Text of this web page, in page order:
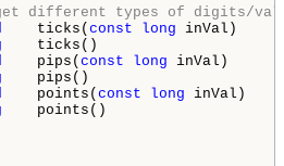
different types of digits/
ticks( const long inVal)
pips( const long inVal)
points( const long inVal)